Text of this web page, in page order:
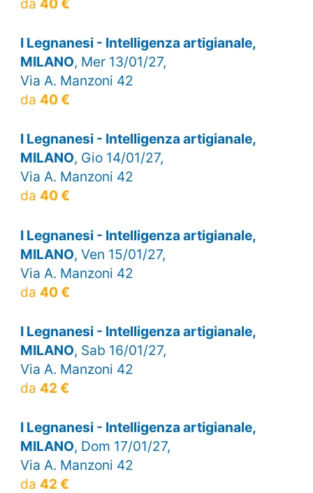
da 40 €
I Legnanesi - Intelligenza artigianale,
MILANO, Mer 13/01/27,
Via A. Manzoni 42
da 40 €
I Legnanesi - Intelligenza artigianale,
MILANO, Gio 14/01/27,
Via A. Manzoni 42
da 40 €
I Legnanesi - Intelligenza artigianale,
MILANO, Ven 15/01/27,
Via A. Manzoni 42
da 40 €
I Legnanesi - Intelligenza artigianale,
MILANO, Sab 16/01/27,
Via A. Manzoni 42
da 42 €
I Legnanesi - Intelligenza artigianale,
MILANO, Dom 17/01/27,
Via A. Manzoni 42
da 42 €